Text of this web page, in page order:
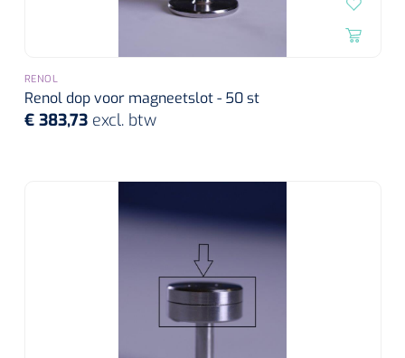
RENOL
Renol dop voor magneetslot - 50 st
€ 383,73 excl. btw